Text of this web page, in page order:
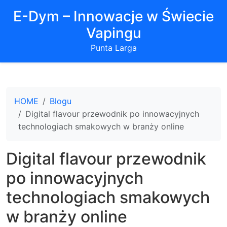
E-Dym – Innowacje w Świecie
Vapingu
Punta Larga
HOME
Blogu
Digital flavour przewodnik po innowacyjnych
technologiach smakowych w branży online
Digital flavour przewodnik
po innowacyjnych
technologiach smakowych
w branży online